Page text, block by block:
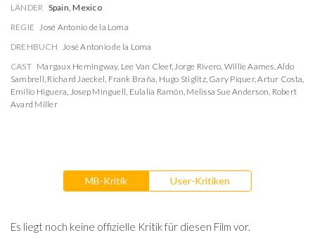
LÄNDER Spain, Mexico
REGIE José Antonio de la Loma
DREHBUCH José Antonio de la Loma
CAST Margaux Hemingway, Lee Van Cleef,Jorge Rivero, Willie Aames,Aldo
Sambrell, Richard Jaeckel, Frank Braña, Hugo Stiglitz, Gary Piquer,Artur Costa,
Emilio Higuera, Josep Minguell, Eulalia Ramón, Melissa Sue Anderson, Robert
Avard Miller
MB-Kritik User-Kritiken
Es liegt noch keine offizielle Kritik für diesen Film vor.